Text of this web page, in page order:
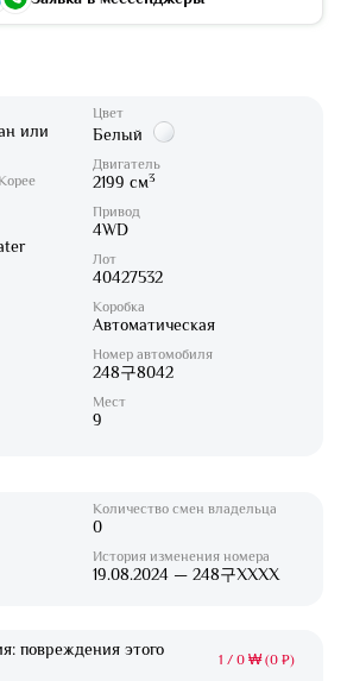
или
Цвет
Белый
Двигатель
2199 см3
Привод
4WD
Лот
40427532
Коробка
Автоматическая
Номер автомобиля
248구8042
Мест
9
Количество смен владельца
0
История изменения номера
19.08.2024 — 248구XXXX
повреждения этого
1 / 0 ₩ (0 ₽)